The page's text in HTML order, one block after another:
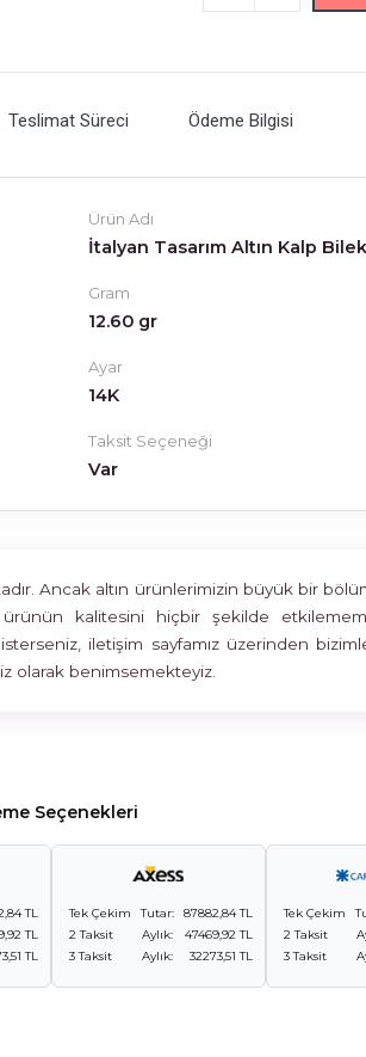
Teslimat Süreci Ödeme Bilgisi
Ürün Adı
İtalyan Tasarım Altın Kalp
Gram
12.60 gr
Ayar
14K
Taksit Seçeneği
Var
Ancak altın ürünlerimizin büyük bir
kalitesini hiçbir şekilde
isterseniz, iletişim sayfamız üzerinden
olarak benimsemekteyiz.
Seçenekleri
TL
TL
TL
Tek Çekim Tutar:
87882,84 TL
2 Taksit
Aylık:
47469,92 TL
3 Taksit
Aylık: 32273,51 TL
Tek Çekim
2 Taksit
3 Taksit